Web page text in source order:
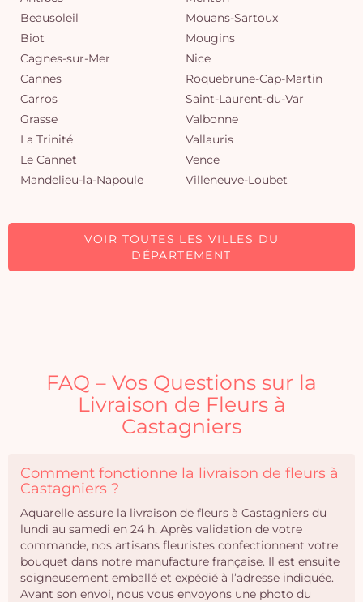
Beausoleil
Biot
Cagnes-sur-Mer
Cannes
Carros
Grasse
La Trinité
Le Cannet
Mandelieu-la-Napoule
Mouans-Sartoux
Mougins
Nice
Roquebrune-Cap-Martin
Saint-Laurent-du-Var
Valbonne
Vallauris
Vence
Villeneuve-Loubet
VOIR TOUTES LES VILLES DU
DÉPARTEMENT
FAQ – Vos Questions sur la
Livraison de Fleurs à
Castagniers
Comment fonctionne la livraison de fleurs à
Castagniers ?
Aquarelle assure la livraison de fleurs à Castagniers du
lundi au samedi en 24 h. Après validation de votre
commande, nos artisans fleuristes confectionnent votre
bouquet dans notre manufacture française. Il est ensuite
soigneusement emballé et expédié à l’adresse indiquée.
Avant son envoi, nous vous envoyons une photo du